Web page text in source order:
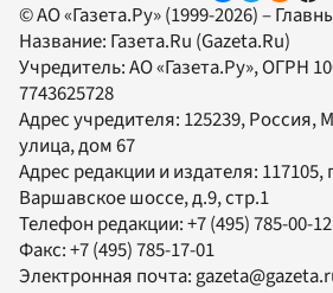
© АО «Газета.Ру» (1999-2026) –
Название: Газета.Ru (Gazeta.Ru)
Учредитель:АО «Газета.Ру», ОГРН
7743625728
Адрес учредителя: 125239, Россия,
улица, дом 67
Адрес редакции и издателя: 117105,
Варшавское шоссе, д.9, стр.1
Телефон редакции:+7 (495) 785-00-12
Факс:+7 (495) 785-17-01
Электронная почта: